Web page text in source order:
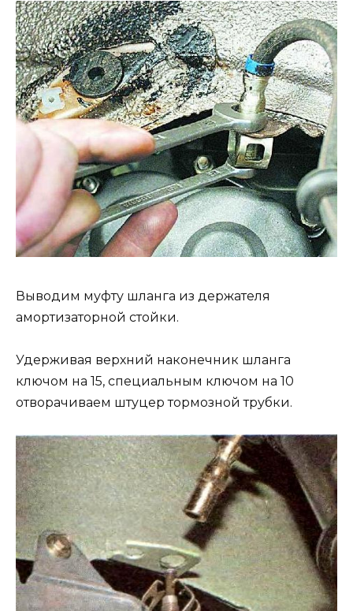
Выводим муфту шланга из держателя
амортизаторной стойки.
Удерживая верхний наконечник шланга
ключом на 15, специальным ключом на 10
отворачиваем штуцер тормозной трубки.